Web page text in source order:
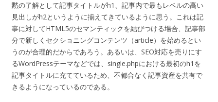
黙の了解として記事タイトルがh1、記事内で最もレベルの高い
見出しがh2というように揃えてきているように思う。これは記
事に対してHTML5のセマンティックを結びつける場合、記事部
分で新しくセクショニングコンテンツ（article）を始めるとい
うのが合理的だからであろう。あるいは、SEO対応を売りにす
るWordPressテーマなどでは、single.phpにおける最初のh1を
記事タイトルに充てているため、不都合なく記事資産を共有で
きるようになっているのである。